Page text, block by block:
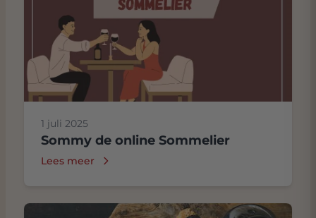
1 juli 2025
Sommy de online Sommelier
Lees meer